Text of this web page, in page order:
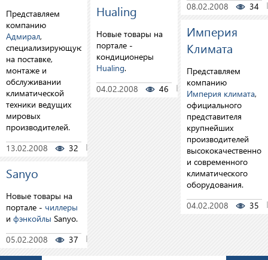
Представляем
компанию
Адмирал,
специализирующуюся
на поставке,
монтаже и
обслуживании
климатической
техники ведущих
мировых
производителей.
13.02.2008
32
Sanyo
Новые товары на
портале - чиллеры
и фэнкойлы Sanyo.
05.02.2008
37
Hualing
Новые товары на
портале -
кондиционеры
Hualing.
04.02.2008
46 0
08.02.2008
34
Империя
Климата
Представляем
компанию
Империя климата,
официального
представителя
крупнейших
производителей
и современного
климатического
оборудования.
04.02.2008
35